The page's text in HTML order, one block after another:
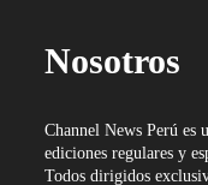
Nosotros
Channel News Perú es
ediciones regulares y
Todos dirigidos